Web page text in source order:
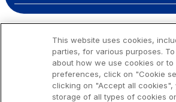
This website uses cookies,
parties, for various purposes.
about how we use cookies or
preferences, click on "Cookie
clicking on "Accept all cookies",
storage of all types of cookies